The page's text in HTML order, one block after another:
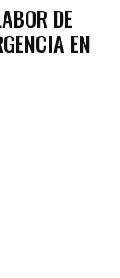
DE
EN